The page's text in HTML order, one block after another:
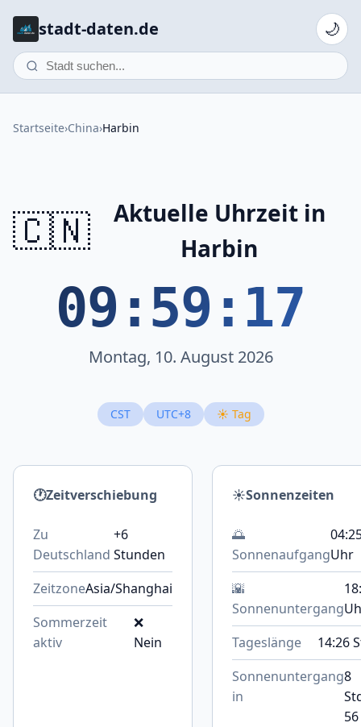
stadt-daten.de 🌙
Startseite›China›Harbin
🇨🇳
Aktuelle Uhrzeit in
Harbin
09:59:17
Montag, 10. August 2026
CST UTC+8 ☀️ Tag
🕐Zeitverschiebung
Zu
Deutschland
+6
Stunden
ZeitzoneAsia/Shanghai
Sommerzeit
aktiv
❌
Nein
☀️Sonnenzeiten
🌅
SonnenaufgangUhr
🌇
Sonnenuntergang
Tageslänge
14:26
Sonnenuntergang
in
8
56